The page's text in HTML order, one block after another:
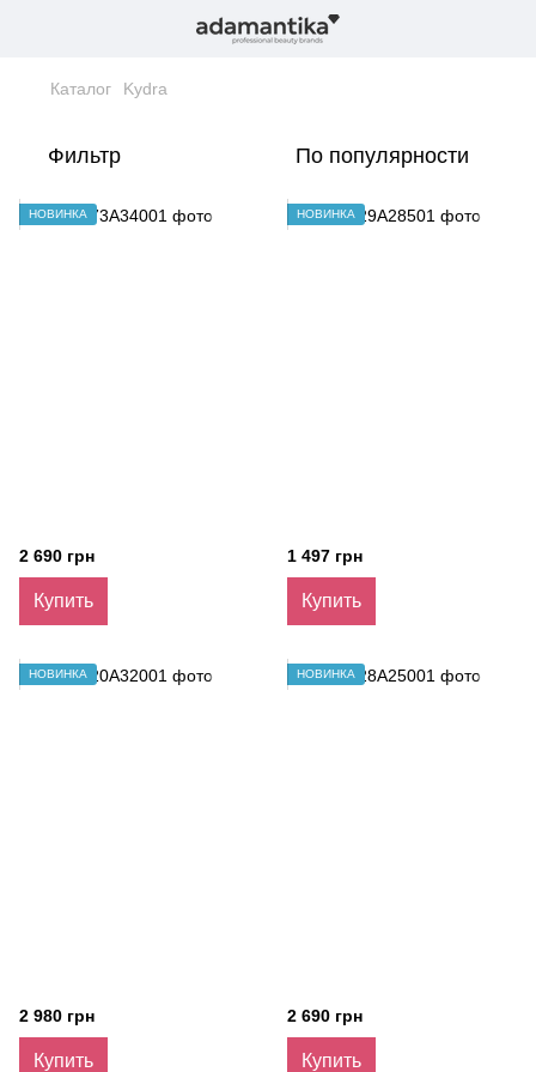
Каталог Kydra
Фильтр По популярности
НОВИНКА
2 690 грн
Купить
НОВИНКА
1 497 грн
Купить
НОВИНКА
2 980 грн
Купить
НОВИНКА
2 690 грн
Купить